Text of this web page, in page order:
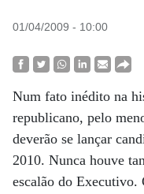
01/04/2009 - 10:00
Num fato inédito na
republicano, pelo
deverão se lançar
2010. Nunca houve
escalão do Executivo.